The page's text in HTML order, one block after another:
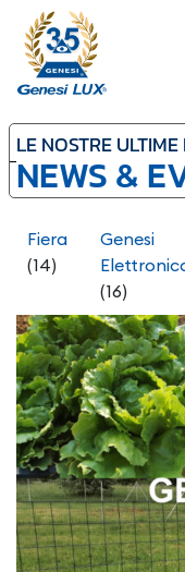
LE NOSTRE
NEWS &
Fiera
(14)
Genesi
(16)
Informativa sulla
Le tue